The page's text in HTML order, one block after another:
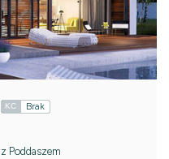
KC Brak
z Poddaszem